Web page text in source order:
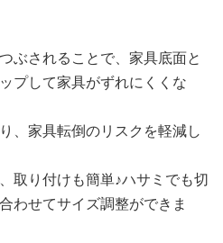
ぶされることで、家具底面と
プして家具がずれにくくな
、家具転倒のリスクを軽減し
取り付けも簡単♪ハサミでも切
わせてサイズ調整ができま